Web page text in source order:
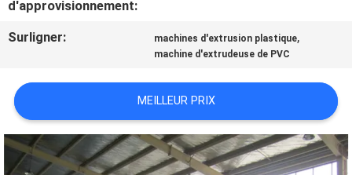
CONTRÔLE
CONTACTEZ-
NOUS
d'approvisionnement:
Surligner: machines d'extrusion plastique,
machine d'extrudeuse de PVC
MEILLEUR PRIX